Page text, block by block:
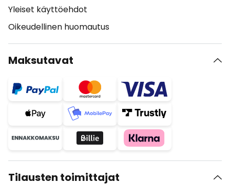
Yleiset käyttöehdot
Oikeudellinen huomautus
Maksutavat
Tilausten toimittajat